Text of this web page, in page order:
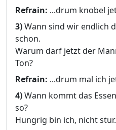
Refrain: ...drum knobel
3)Wann sind wir endlich
schon.
Warum darf jetzt der
Ton?
Refrain: ...drum mal ich
4)Wann kommt das
so?
Hungrig bin ich, nicht